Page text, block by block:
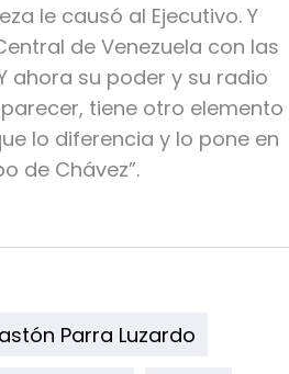
le causó al Ejecutivo. Y
de Venezuela con las
ahora su poder y su radio
tiene otro elemento
lo diferencia y lo pone en
de Chávez”.
Parra Luzardo